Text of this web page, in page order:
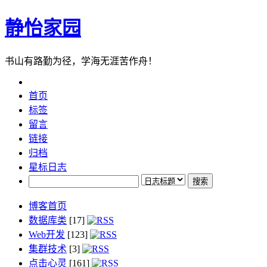
静怡家园
书山有路勤为径，学海无涯苦作舟！
首页
标签
留言
链接
归档
星标日志
博客首页
数据库类 [17]
Web开发 [123]
集群技术 [3]
点击心灵 [161]